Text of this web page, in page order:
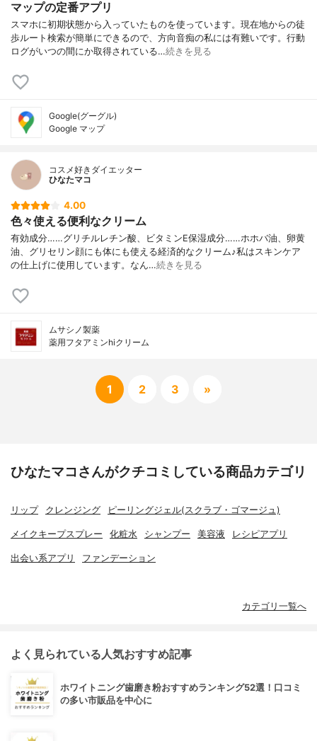
マップの定番アプリ
スマホに初期状態から入っていたものを使っています。現在地からの徒
歩ルート検索が簡単にできるので、方向音痴の私には有難いです。行動
ログがいつの間にか取得されている…続きを見る
Google(グーグル)
Google マップ
コスメ好きダイエッター
ひなたマコ
4.00
色々使える便利なクリーム
有効成分……グリチルレチン酸、ビタミンE保湿成分……ホホバ油、卵黄
油、グリセリン顔にも体にも使える経済的なクリーム♪私はスキンケア
の仕上げに使用しています。なん…続きを見る
ムサシノ製薬
薬用フタアミンhiクリーム
1 2 3 »
ひなたマコさんがクチコミしている商品カテゴリ
リップ クレンジング ピーリングジェル(スクラブ・ゴマージュ)
メイクキープスプレー 化粧水 シャンプー 美容液 レシピアプリ
出会い系アプリ ファンデーション
カテゴリ一覧へ
よく見られている人気おすすめ記事
ホワイトニング歯磨き粉おすすめランキング52選！口コミ
の多い市販品を中心に